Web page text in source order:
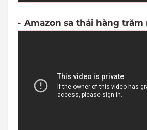
- Amazon sa thải hàng trăm